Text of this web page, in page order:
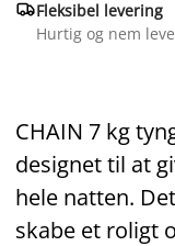
Fleksibel levering
Hurtig og nem
CHAIN 7 kg
designet til at
hele natten.
skabe et roligt